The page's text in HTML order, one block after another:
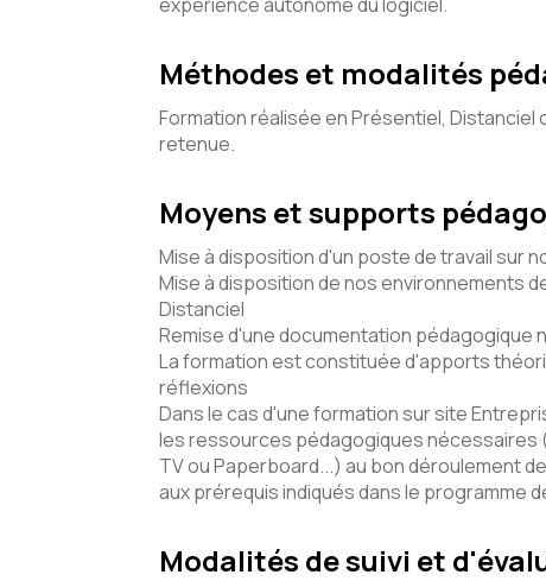
Méthodes et modalités
Formation réalisée en Présentiel, Distanciel
retenue.
Moyens et supports
Mise à disposition d'un poste de travail sur
Mise à disposition de nos environnements
Distanciel
Remise d'une documentation pédagogique
La formation est constituée d'apports
réflexions
Dans le cas d'une formation sur site
les ressources pédagogiques nécessaires
TV ou Paperboard...) au bon déroulement
aux prérequis indiqués dans le programme
Modalités de suivi et